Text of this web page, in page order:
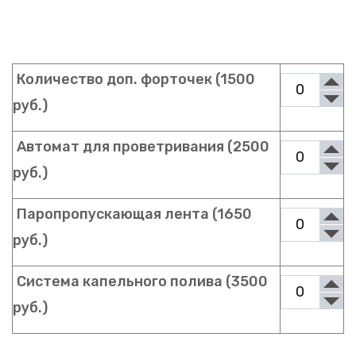
Количество доп. форточек (1500
руб.)
Автомат для проветривания (2500
руб.)
Паропропускающая лента (1650
руб.)
Система капельного полива (3500
руб.)